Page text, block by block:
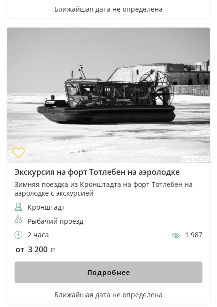
Ближайшая дата не определена
Экскурсия на форт Тотлебен на аэролодке
Зимняя поездка из Кронштадта на форт Тотлебен на
аэролодке с экскурсией
Кронштадт
Рыбачий проезд
2 часа
1 987
от 3 200
Подробнее
Ближайшая дата не определена